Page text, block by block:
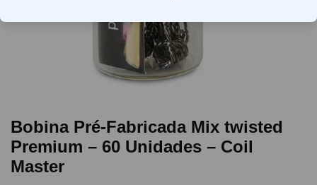
Bobina Pré-Fabricada Mix twisted
Premium – 60 Unidades – Coil
Master